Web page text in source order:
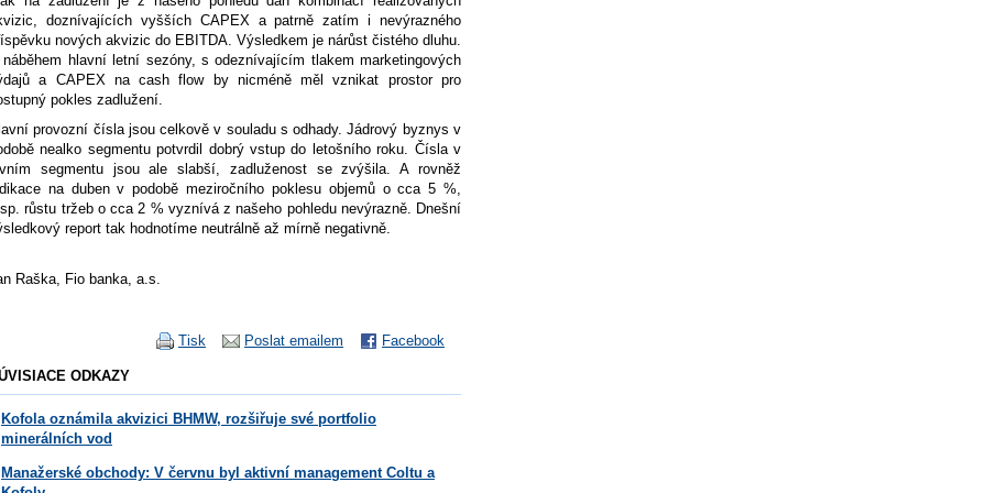
doznívajících vyšších CAPEX a patrně zatím i nevýrazného
nových akvizic do EBITDA. Výsledkem je nárůst čistého dluhu.
hlavní letní sezóny, s odeznívajícím tlakem marketingových
a CAPEX na cash flow by nicméně měl vznikat prostor pro
pokles zadlužení.
provozní čísla jsou celkově v souladu s odhady. Jádrový byznys v
nealko segmentu potvrdil dobrý vstup do letošního roku. Čísla v
segmentu jsou ale slabší, zadluženost se zvýšila. A rovněž
na duben v podobě meziročního poklesu objemů o cca 5 %,
růstu tržeb o cca 2 % vyznívá z našeho pohledu nevýrazně. Dnešní
report tak hodnotíme neutrálně až mírně negativně.
Raška, Fio banka, a.s.
Facebook
Poslat emailem
Tisk
ODKAZY
Kofola oznámila akvizici BHMW, rozšiřuje své portfolio
minerálních vod
Manažerské obchody: V červnu byl aktivní management Coltu a